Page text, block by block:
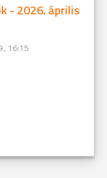
- 2026. április
16:15